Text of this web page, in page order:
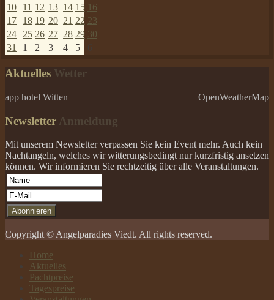
10
11 12 13 14 15
16
17
18 19 20 21 22 23
24 25 26 27 28 29 30
31
1 2 3 4 5 6
Aktuelles Wetter
app hotel Witten OpenWeatherMap
Newsletter Anmeldung
Mit unserem Newsletter verpassen Sie kein Event mehr. Auch kein
Nachtangeln, welches wir witterungsbedingt nur kurzfristig ansetzen
können. Wir informieren Sie rechtzeitig über alle Veranstaltungen.
Copyright © Angelparadies Viedt. All rights reserved.
Home
Aktuelles
Pachtpreise
Tagespreise